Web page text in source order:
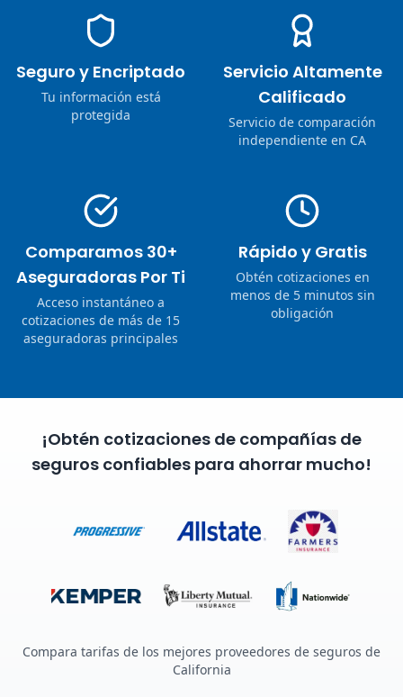
Seguro y Encriptado
Tu información está
protegida
Servicio Altamente
Calificado
Servicio de comparación
independiente en CA
Comparamos 30+
Aseguradoras Por Ti
Acceso instantáneo a
cotizaciones de más de 15
aseguradoras principales
Rápido y Gratis
Obtén cotizaciones en
menos de 5 minutos sin
obligación
¡Obtén cotizaciones de compañías de
seguros confiables para ahorrar mucho!
Compara tarifas de los mejores proveedores de seguros de
California